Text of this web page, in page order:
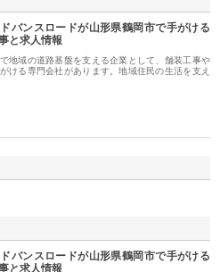
バンスロードが山形県鶴岡市で手がける
と求人情報
地域の道路基盤を支える企業として、舗装工事や
ける専門会社があります。地域住民の生活を支え
バンスロードが山形県鶴岡市で手がける
と求人情報